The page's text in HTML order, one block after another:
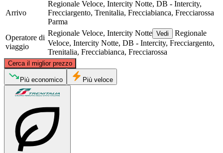
Arrivo
Regionale Veloce, Intercity Notte, DB - Intercity,
Frecciargento, Trenitalia, Frecciabianca, Frecciarossa
Parma
Operatore di
viaggio
Regionale Veloce, Intercity Notte Vedi
Regionale
Veloce, Intercity Notte, DB - Intercity, Frecciargento,
Trenitalia, Frecciabianca, Frecciarossa
Cerca il miglior prezzo
©CARTO, ©OpenStreetMap
Più economico Più veloce